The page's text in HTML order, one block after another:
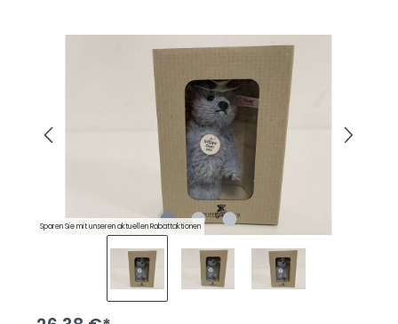
Sparen Sie mit unseren aktuellen Rabattaktionen